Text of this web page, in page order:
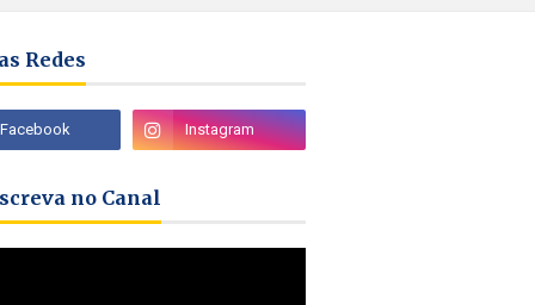
Redes
no Canal